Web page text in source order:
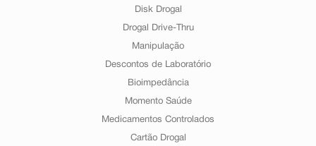
Disk Drogal
Drogal Drive-Thru
Manipulação
Descontos de Laboratório
Bioimpedância
Momento Saúde
Medicamentos Controlados
Cartão Drogal